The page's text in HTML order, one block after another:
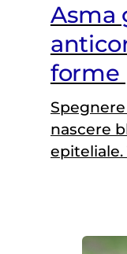
Asma
forme
nascere
epiteliale.